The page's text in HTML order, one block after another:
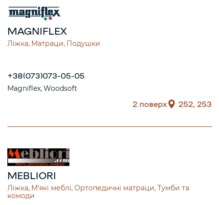
MAGNIFLEX
Ліжка Матраци Подушки
+38(073)073-05-05
Magniflex Woodsoft
2 поверх 252, 253
MEBLIORI
Ліжка М'які меблі Ортопедичні матраци Тумби та
комоди